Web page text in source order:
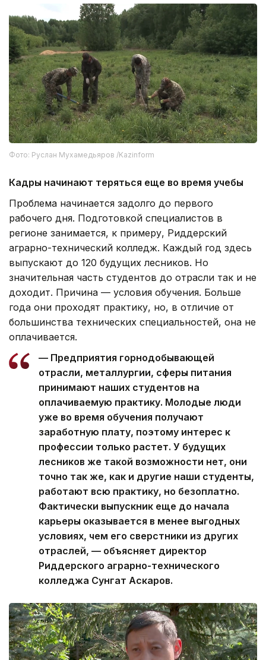
Фото: Руслан Мухамедьяров /Kazinform
Кадры начинают теряться еще во время учебы
Проблема начинается задолго до первого
рабочего дня. Подготовкой специалистов в
регионе занимается, к примеру, Риддерский
аграрно-технический колледж. Каждый год здесь
выпускают до 120 будущих лесников. Но
значительная часть студентов до отрасли так и не
доходит. Причина — условия обучения. Больше
года они проходят практику, но, в отличие от
большинства технических специальностей, она не
оплачивается.
— Предприятия горнодобывающей
отрасли, металлургии, сферы питания
принимают наших студентов на
оплачиваемую практику. Молодые люди
уже во время обучения получают
заработную плату, поэтому интерес к
профессии только растет. У будущих
лесников же такой возможности нет, они
точно так же, как и другие наши студенты,
работают всю практику, но безоплатно.
Фактически выпускник еще до начала
карьеры оказывается в менее выгодных
условиях, чем его сверстники из других
отраслей, — объясняет директор
Риддерского аграрно-технического
колледжа Сунгат Аскаров.